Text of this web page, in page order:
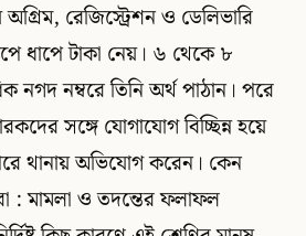
রেজিস্ট্রেশন ও ডেলিভারি
ধাপে টাকা নেয়। ৬ থেকে ৮
নগদ নম্বরে তিনি অর্থ পাঠান। পরে
সঙ্গে যোগাযোগ বিচ্ছিন্ন হয়ে
থানায় অভিযোগ করেন। কেন
: মামলা ও তদন্তের ফলাফল